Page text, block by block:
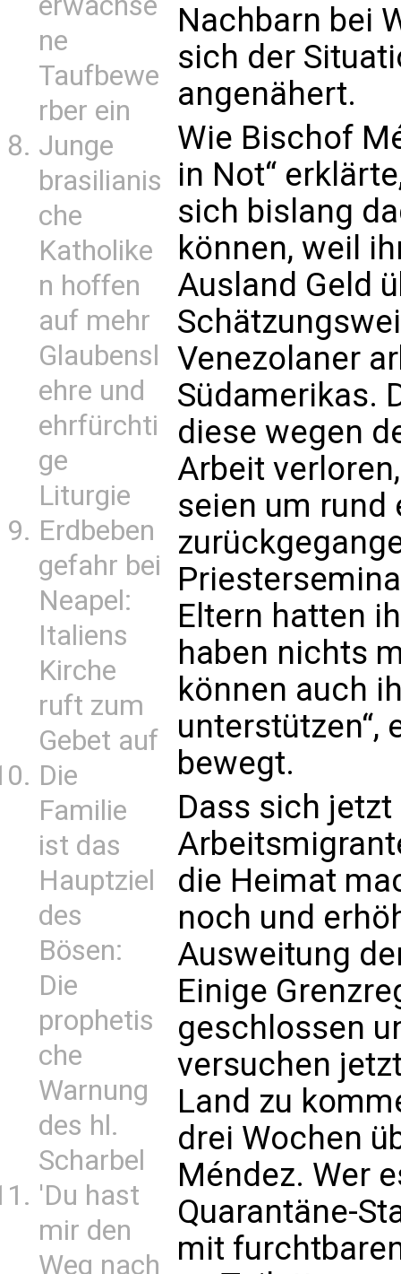
ne
Taufbewe
rber ein
Junge
brasilianis
che
Katholike
n hoffen
auf mehr
Glaubensl
ehre und
ehrfürchti
ge
Liturgie
Erdbeben
gefahr bei
Neapel:
Italiens
Kirche
ruft zum
Gebet auf
Die
Familie
ist das
Hauptziel
des
Bösen:
Die
prophetis
che
Warnung
des hl.
Scharbel
'Du hast
mir den
Weg nach
Nachbarn bei
sich der
angenähert.
Wie Bischof
in Not“
sich bislang
können, weil
Ausland Geld
Venezolaner
Südamerikas.
diese wegen
Arbeit
seien um rund
Eltern hatten
haben nichts
können auch
unterstützen“,
bewegt.
Dass sich
die Heimat
noch und
Ausweitung
Einige
geschlossen
versuchen
Land zu
drei Wochen
Méndez. Wer
Quarantäne-
mit